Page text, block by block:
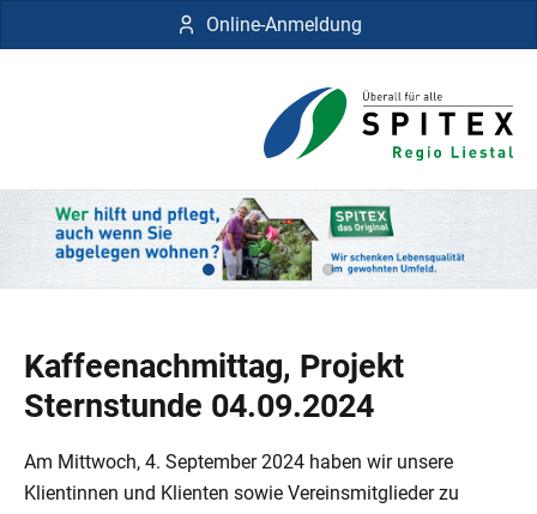
Online-Anmeldung
Kaffeenachmittag, Projekt
Sternstunde 04.09.2024
Am Mittwoch, 4. September 2024 haben wir unsere
Klientinnen und Klienten sowie Vereinsmitglieder zu